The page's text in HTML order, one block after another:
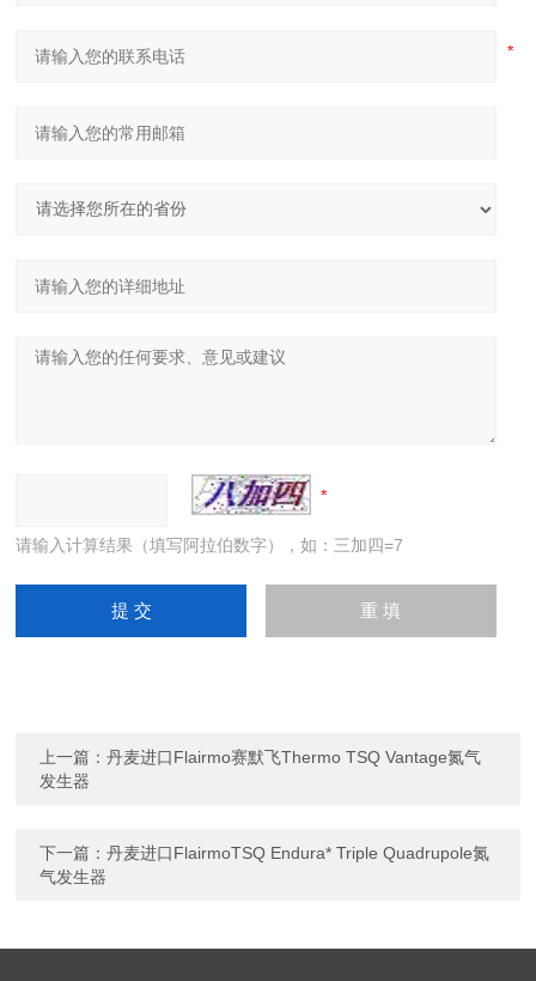
请输入计算结果（填写阿拉伯数字），如：三加四=7
上一篇：丹麦进口Flairmo赛默飞Thermo TSQ Vantage氮气
发生器
下一篇：丹麦进口FlairmoTSQ Endura* Triple Quadrupole氮
气发生器